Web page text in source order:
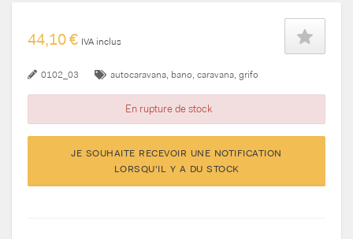
44,10 € IVA inclus
0102_03 autocaravana bano caravana grifo
En rupture de stock
JE SOUHAITE RECEVOIR UNE NOTIFICATION
LORSQU'IL Y A DU STOCK